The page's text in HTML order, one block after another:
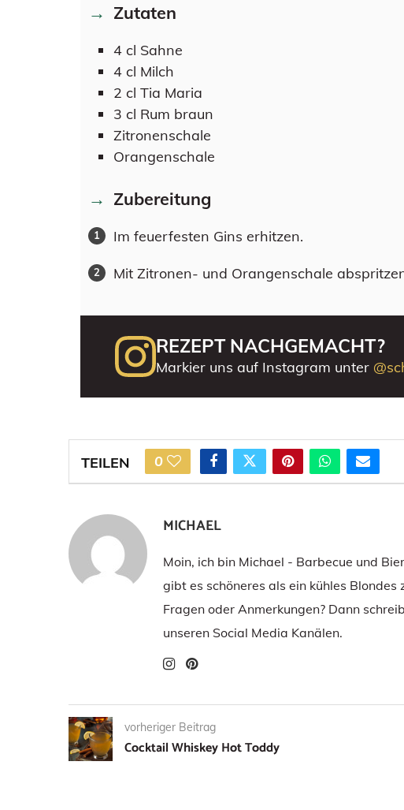
Zutaten
4 cl Sahne
4 cl Milch
2 cl Tia Maria
3 cl Rum braun
Zitronenschale
Orangenschale
Zubereitung
Im feuerfesten Gins erhitzen.
Mit Zitronen- und Orangenschale
REZEPT NACHGEMACHT?
Markier uns auf Instagram unter
TEILEN 0
MICHAEL
Moin, ich bin Michael - Barbecue und
gibt es schöneres als ein kühles
Fragen oder Anmerkungen? Dann
unseren Social Media Kanälen.
vorheriger Beitrag
Cocktail Whiskey Hot Toddy